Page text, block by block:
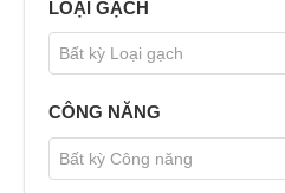
LOẠI GẠCH
Bất kỳ Loại gạch
CÔNG NĂNG
Bất kỳ Công năng